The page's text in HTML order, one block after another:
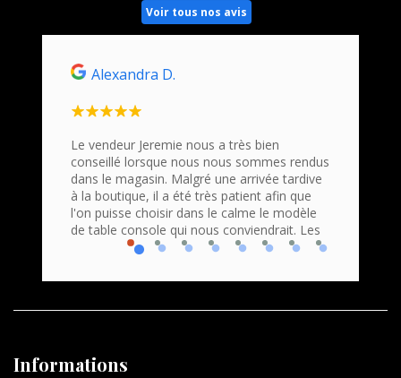
Voir tous nos avis
Alexandra D.
Le vendeur Jeremie nous a très bien
conseillé lorsque nous nous sommes rendus
dans le magasin. Malgré une arrivée tardive
à la boutique, il a été très patient afin que
l'on puisse choisir dans le calme le modèle
de table console qui nous conviendrait. Les
Informations